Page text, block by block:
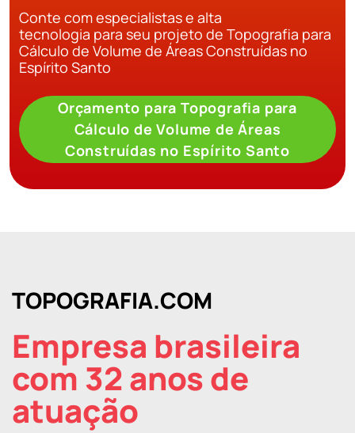
Conte com especialistas e alta
tecnologia para seu projeto de Topografia para
Cálculo de Volume de Áreas Construídas no
Espírito Santo
Orçamento para Topografia para
Cálculo de Volume de Áreas
Construídas no Espírito Santo
TOPOGRAFIA.COM
Empresa brasileira
com 32 anos de
atuação